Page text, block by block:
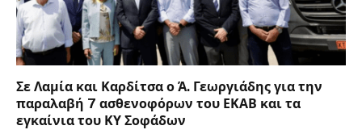
Σε Λαμία και Καρδίτσα ο Ά. Γεωργιάδης για την
παραλαβή 7 ασθενοφόρων του ΕΚΑΒ και τα
εγκαίνια του ΚΥ Σοφάδων